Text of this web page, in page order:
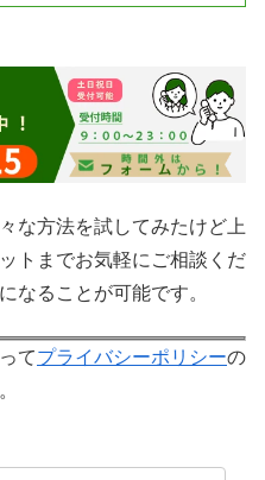
な方法を試してみたけど上
トまでお気軽にご相談くだ
なることが可能です。
てプライバシーポリシーの